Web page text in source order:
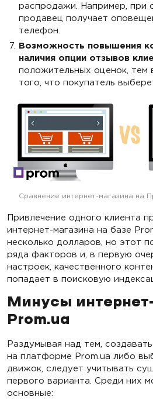
распродажи. Например, при
продавец получает
телефон.
Возможность повышения
наличия опции отзывов
положительных оценок, тем
того, что покупатель
Сравнение интернет-магазина на
Привлечение одного клиента
интернет-магазина на базе
несколько долларов, но этот
ряда факторов и, в первую
настроек, качественного
попадает в поисковую
Минусы
Prom.ua
Раздумывая над тем,
на платформе Prom.ua либо
движок, следует учитывать
первого варианта. Среди них
основные: